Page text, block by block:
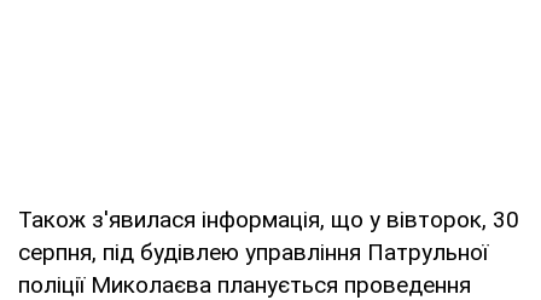
Також з'явилася інформація, що у вівторок, 30
серпня, під будівлею управління Патрульної
поліції Миколаєва планується проведення